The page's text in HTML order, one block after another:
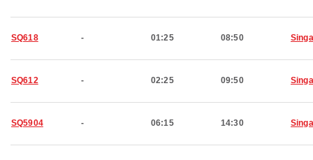
SQ618 - 01:25 08:50
SQ612 - 02:25 09:50
SQ5904 - 06:15 14:30